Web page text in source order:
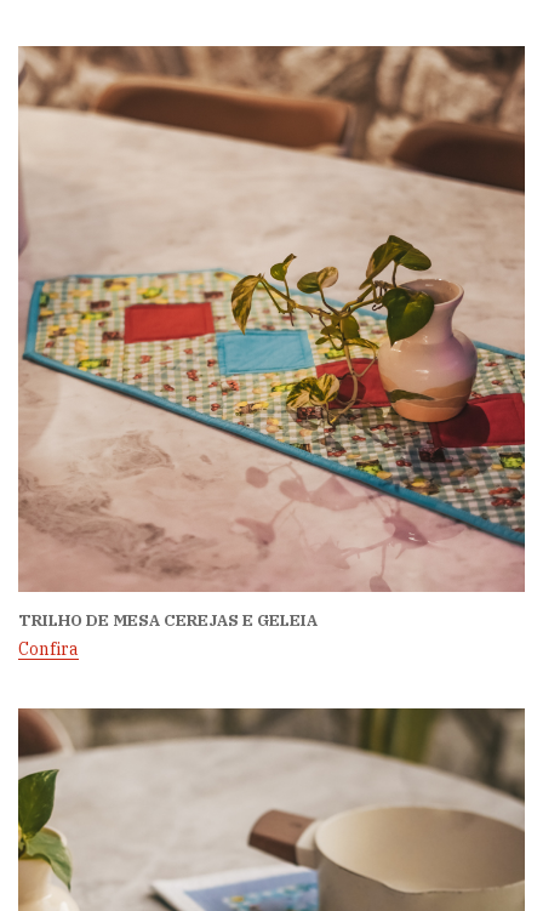
TRILHO DE MESA CEREJAS E GELEIA
Confira